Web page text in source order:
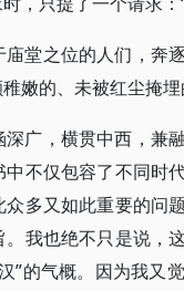
堂之位的人们，奔
嫩的、未被红尘掩埋
广，横贯中西，兼
不仅包容了不同时
多又如此重要的问
我也绝不只是说，
”的气概。因为我又